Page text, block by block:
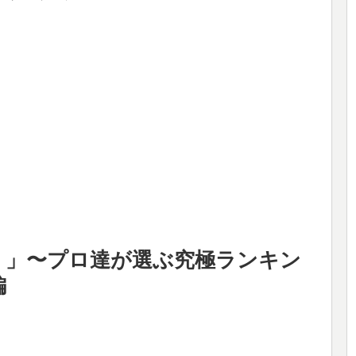
」〜プロ達が選ぶ究極ランキン